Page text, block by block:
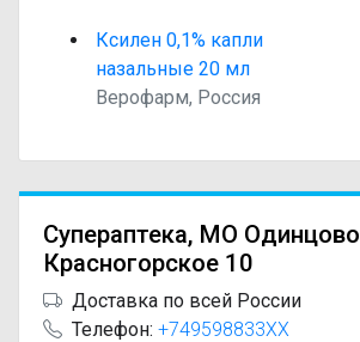
Ксилен 0,1% капли
назальные 20 мл
Верофарм, Россия
Супераптека, МО Одинцово
Красногорское 10
Доставка по всей России
Телефон: +749598833XX